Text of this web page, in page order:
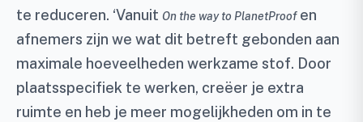
te reduceren. ‘Vanuit On the way to PlanetProofen
afnemers zijn we wat dit betreft gebonden aan
maximale hoeveelheden werkzame stof. Door
plaatsspecifiek te werken, creëer je extra
ruimte en heb je meer mogelijkheden om in te